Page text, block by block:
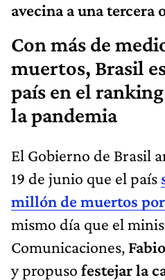
avecina a una tercera
Con más de
muertos, Brasil
país en el
la pandemia
El Gobierno de Brasil
19 de junio que el país
millón de muertos
mismo día que el
Comunicaciones,
y propuso festejar la